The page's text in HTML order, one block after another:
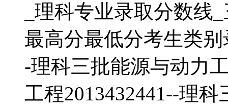
_理科专业录取分数线
最高分最低分考生类
-理科三批能源与动力
工程2013432441--理